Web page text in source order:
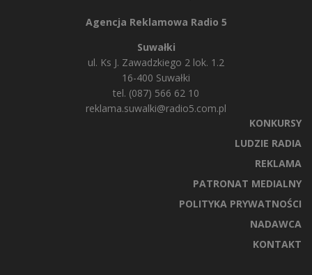
Agencja Reklamowa Radio 5
Suwałki
ul. Ks J. Zawadzkiego 2 lok. 1.2
16-400 Suwałki
tel. (087) 566 62 10
reklama.suwalki@radio5.com.pl
KONKURSY
LUDZIE RADIA
REKLAMA
PATRONAT MEDIALNY
POLITYKA PRYWATNOŚCI
NADAWCA
KONTAKT